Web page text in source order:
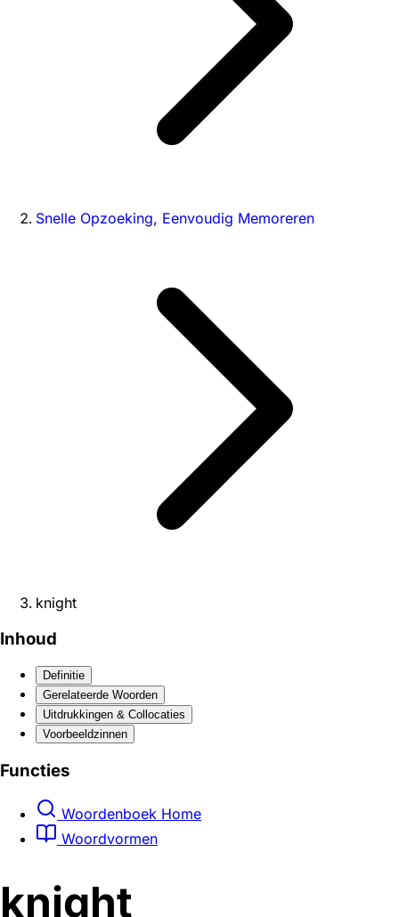
Snelle Opzoeking, Eenvoudig Memoreren
knight
Inhoud
Definitie
Gerelateerde Woorden
Uitdrukkingen & Collocaties
Voorbeeldzinnen
Functies
Woordenboek Home
Woordvormen
knight